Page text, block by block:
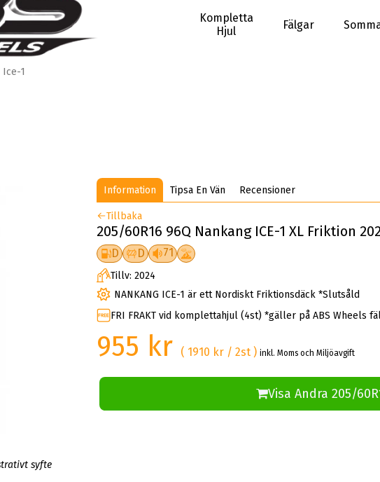
Kompletta
Hjul
Fälgar
Ice-1
syfte
Information Tipsa En Vän Recensioner
Tillbaka
205/60R16 96Q Nankang ICE-1 XL Friktion
D D 71
Tillv: 2024
NANKANG ICE-1 är ett Nordiskt Friktionsdäck *Slutsåld
FRI FRAKT vid komplettahjul (4st) *gäller på ABS Wheels
955 kr ( 1910 kr / 2st )inkl. Moms och Miljöavgift
Visa Andra 205/